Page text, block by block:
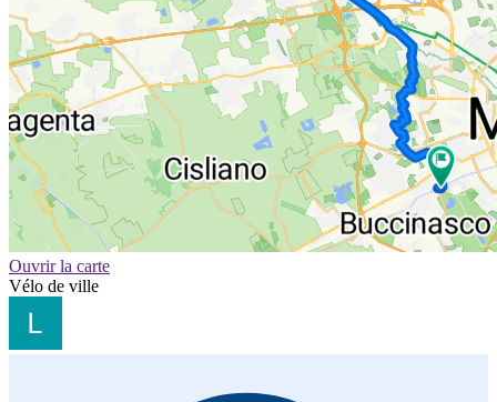
Ouvrir la carte
Vélo de ville